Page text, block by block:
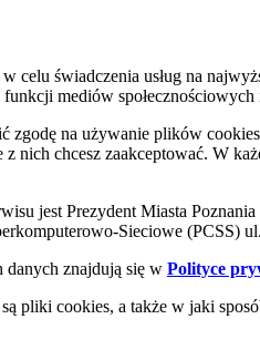
celu świadczenia usług na
mediów
zgodę na używanie plików
nich chcesz zaakceptować. W
jest Prezydent Miasta
Sieciowe (PCSS)
danych znajdują się w Polityce
pliki cookies, a także w jaki